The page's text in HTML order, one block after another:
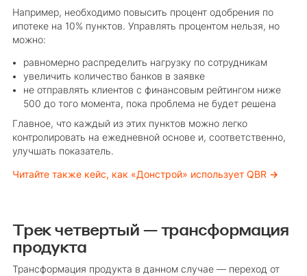
Например, необходимо повысить процент одобрения по
ипотеке на 10% пунктов. Управлять процентом нельзя, но
можно:
равномерно распределить нагрузку по сотрудникам
увеличить количество банков в заявке
не отправлять клиентов с финансовым рейтингом ниже
500 до того момента, пока проблема не будет решена
Главное, что каждый из этих пунктов можно легко
контролировать на ежедневной основе и, соответственно,
улучшать показатель.
Читайте также кейс, как «Донстрой» использует QBR →
Трек четвертый — трансформация
продукта
Трансформация продукта в данном случае — переход от